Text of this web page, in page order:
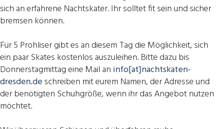
sich an erfahrene Nachtskater. Ihr solltet fit sein und sicher
bremsen können.
Für 5 Prohliser gibt es an diesem Tag die Möglichkeit, sich
ein paar Skates kostenlos auszuleihen. Bitte dazu bis
Donnerstagmittag eine Mail an info[at]nachtskaten-
dresden.de schreiben mit eurem Namen, der Adresse und
der benötigten Schuhgröße, wenn ihr das Angebot nutzen
möchtet.